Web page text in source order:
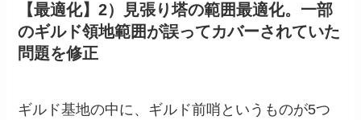
【最適化】2）見張り塔の範囲最適化。一部
のギルド領地範囲が誤ってカバーされていた
問題を修正
ギルド基地の中に、ギルド前哨というものが5つ